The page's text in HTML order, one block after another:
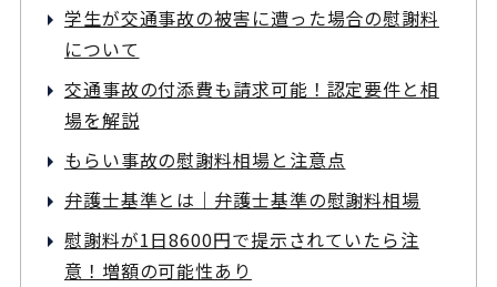
学生が交通事故の被害に遭った場合の慰謝料
について
交通事故の付添費も請求可能！認定要件と相
場を解説
もらい事故の慰謝料相場と注意点
弁護士基準とは｜弁護士基準の慰謝料相場
慰謝料が1日8600円で提示されていたら注
意！増額の可能性あり